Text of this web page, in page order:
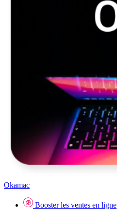
Okamac
Booster les ventes en ligne